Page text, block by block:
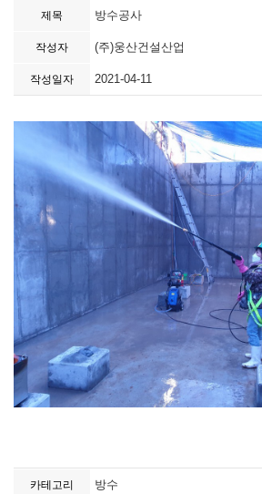
제목 방수공사
작성자 (주)웅산건설산업
작성일자 2021-04-11
카테고리 방수